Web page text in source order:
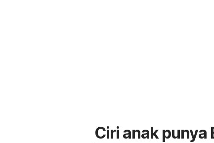
Ciri anak punya